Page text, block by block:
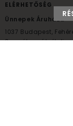
ELÉRHETŐSÉG
Ünnepek Áruháza
1037 Budapest,
Személyes átvételi